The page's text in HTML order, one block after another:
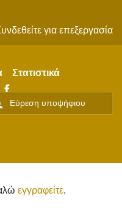
για επεξεργασία
Στατιστικά
εγγραφείτε.